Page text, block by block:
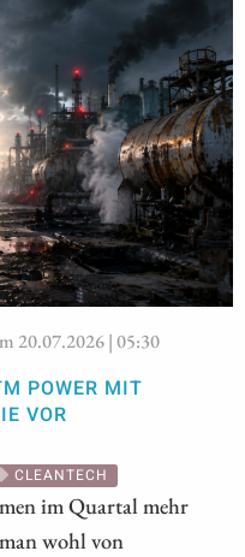
20.07.2026 | 05:30
POWER MIT
VOR
CLEANTECH
im Quartal mehr
wohl von